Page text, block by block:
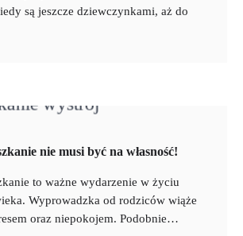
są jeszcze dziewczynkami, aż do
nie musi być na własność!
to ważne wydarzenie w życiu
Wyprowadzka od rodziców wiąże
oraz niepokojem. Podobnie…